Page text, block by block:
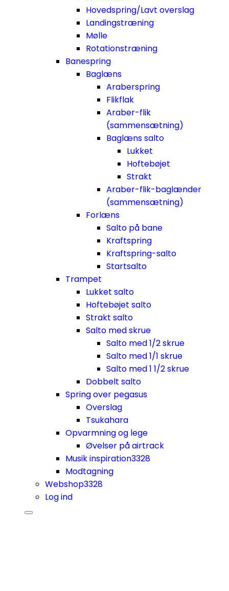
Hovedspring/Lavt overslag
Landingstræning
Mølle
Rotationstræning
Banespring
Baglæns
Araberspring
Flikflak
Araber-flik
(sammensætning)
Baglæns salto
Lukket
Hoftebøjet
Strakt
Araber-flik-baglænder
(sammensætning)
Forlæns
Salto på bane
Kraftspring
Kraftspring-salto
Startsalto
Trampet
Lukket salto
Hoftebøjet salto
Strakt salto
Salto med skrue
Salto med 1/2 skrue
Salto med 1/1 skrue
Salto med 1 1/2 skrue
Dobbelt salto
Spring over pegasus
Overslag
Tsukahara
Opvarmning og lege
Øvelser på airtrack
Musik inspiration3328
Modtagning
Webshop3328
Log ind